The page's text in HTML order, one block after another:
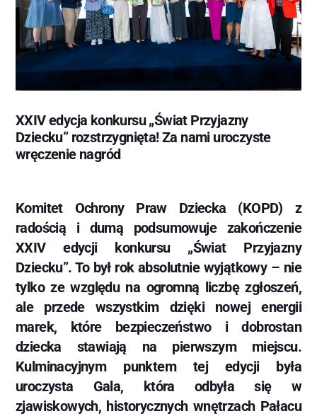
XXIV edycja konkursu „Świat Przyjazny
Dziecku” rozstrzygnięta! Za nami uroczyste
wręczenie nagród
Komitet Ochrony Praw Dziecka (KOPD) z
radością i dumą podsumowuje zakończenie
XXIV edycji konkursu „Świat Przyjazny
Dziecku”. To był rok absolutnie wyjątkowy – nie
tylko ze względu na ogromną liczbę zgłoszeń,
ale przede wszystkim dzięki nowej energii
marek, które bezpieczeństwo i dobrostan
dziecka stawiają na pierwszym miejscu.
Kulminacyjnym punktem tej edycji była
uroczysta Gala, która odbyła się w
zjawiskowych, historycznych wnętrzach Pałacu